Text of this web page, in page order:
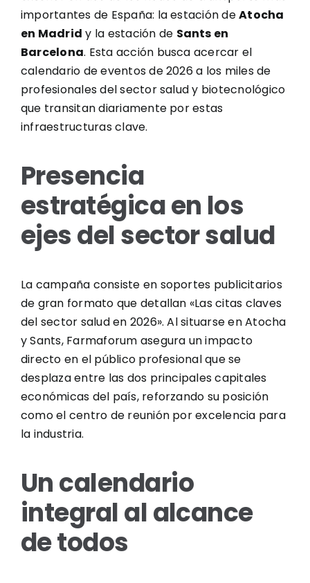
importantes de España: la estación deAtocha
en Madrid y la estación de Sants en
Barcelona. Esta acción busca acercar el
calendario de eventos de 2026 a los miles de
profesionales del sector salud y biotecnológico
que transitan diariamente por estas
infraestructuras clave.
Presencia
estratégica en los
ejes del sector salud
La campaña consiste en soportes publicitarios
de gran formato que detallan «Las citas claves
del sector salud en 2026». Al situarse en Atocha
y Sants, Farmaforum asegura un impacto
directo en el público profesional que se
desplaza entre las dos principales capitales
económicas del país, reforzando su posición
como el centro de reunión por excelencia para
la industria.
Un calendario
integral al alcance
de todos